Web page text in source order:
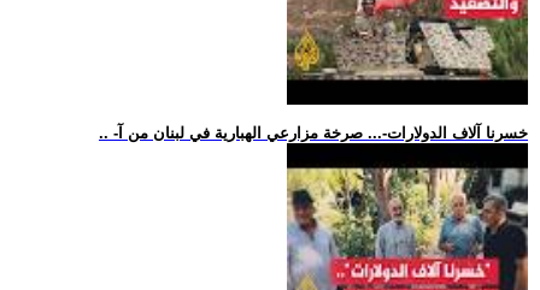
.. -خسرنا آلاف الدولارات-... صرخة مزارعي الهبارية في لبنان من آ